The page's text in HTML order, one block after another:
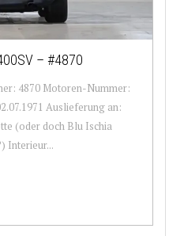
– #4870
4870 Motoren-Nummer:
Auslieferung an:
(oder doch Blu Ischia
Interieur...